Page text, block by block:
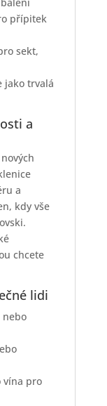
přípitek
sekt,
jako trvalá
a
a
kdy vše
chcete
lidi
nebo
vína pro